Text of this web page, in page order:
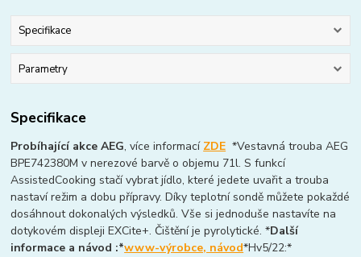
Specifikace
Parametry
Specifikace
Probíhající akce AEG, více informací ZDE *Vestavná trouba AEG
BPE742380M v nerezové barvě o objemu 71l. S funkcí
AssistedCooking stačí vybrat jídlo, které jedete uvařit a trouba
nastaví režim a dobu přípravy. Díky teplotní sondě můžete pokaždé
dosáhnout dokonalých výsledků. Vše si jednoduše nastavíte na
dotykovém displeji EXCite+. Čištění je pyrolytické. *Další
informace a návod :*www-výrobce, návod*Hv5/22:*